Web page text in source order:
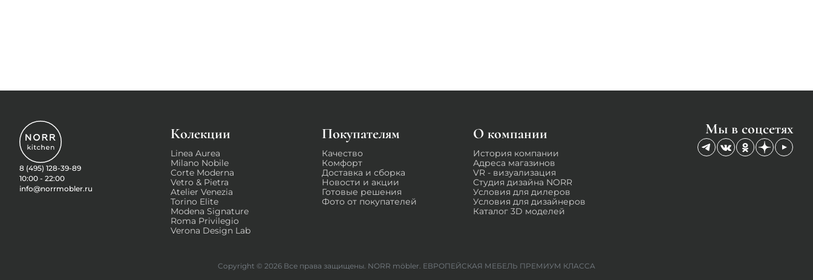
8 (495) 128-39-89
10:00 - 22:00
info@norrmobler.ru
Колекции
Linea Aurea
Milano Nobile
Corte Moderna
Vetro & Pietra
Atelier Venezia
Torino Elite
Modena Signature
Roma Privilegio
Verona Design Lab
Покупателям
Качество
Комфорт
Доставка и сборка
Новости и акции
Готовые решения
Фото от покупателей
О компании
История компании
Адреса магазинов
VR - визуализация
Студия дизайна NORR
Условия для дилеров
Условия для дизайнеров
Каталог 3D моделей
Мы в соцсетях
Copyright © 2026 Все права защищены. NORR möbler. ЕВРОПЕЙСКАЯ МЕБЕЛЬ ПРЕМИУМ КЛАССА